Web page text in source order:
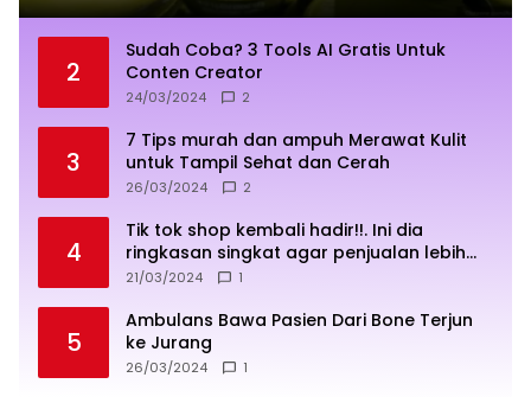
2
Sudah Coba? 3 Tools AI Gratis Untuk
Conten Creator
24/03/2024 2
3
7 Tips murah dan ampuh Merawat Kulit
untuk Tampil Sehat dan Cerah
26/03/2024 2
4
Tik tok shop kembali hadir!!. Ini dia
ringkasan singkat agar penjualan lebih
sukses
21/03/2024 1
5
Ambulans Bawa Pasien Dari Bone Terjun
ke Jurang
26/03/2024 1